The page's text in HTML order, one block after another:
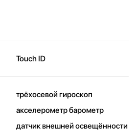
Touch ID
трёхосевой гироскоп
акселерометр барометр
датчик внешней освещённости